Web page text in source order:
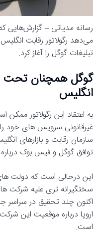
رسانه مدیاتی – گزارش‌هایی
می‌دهد ​​رگولاتور رقابت
تبلیغات گوگل را آغاز کرد.
گوگل همچنان تحت
انگلیس
به اعتقاد این رگولاتور
غیرقانونی سرویس های خود
توافق گوگل و فیس بوک
این درحالی است که دولت
سختگیرانه تری علیه شرکت
اکنون چند تحقیق در سراسر
اروپا درباره موقعیت این
است.